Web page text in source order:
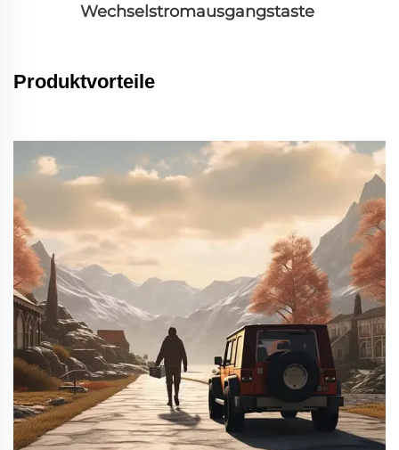
Wechselstromausgangstaste
Produktvorteile